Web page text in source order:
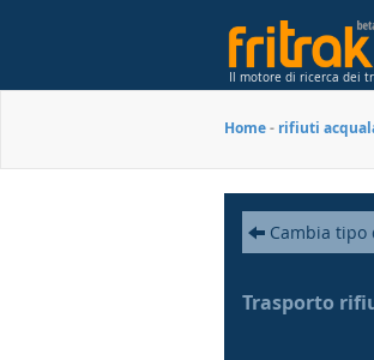
Il motore di ricerca dei
Home- rifiuti
Cambia tipo
Trasporto